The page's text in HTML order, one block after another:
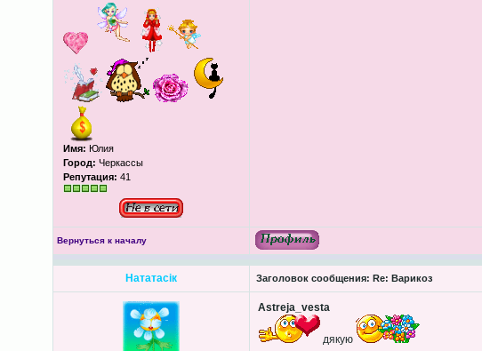
Имя: Юлия
Город: Черкассы
Репутация: 41
Вернуться к началу
Нататасік Заголовок сообщения: Re: Варикоз
Astreja_vesta
дякую